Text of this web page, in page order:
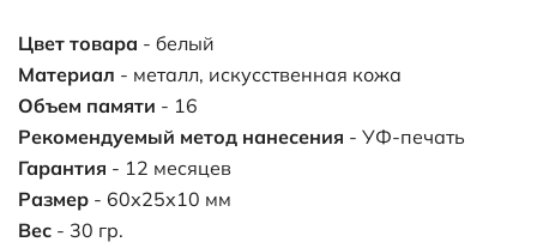
Цвет товара - белый
Материал - металл, искусственная кожа
Объем памяти - 16
Рекомендуемый метод нанесения - УФ-печать
Гарантия - 12 месяцев
Размер - 60х25х10 мм
Вес - 30 гр.